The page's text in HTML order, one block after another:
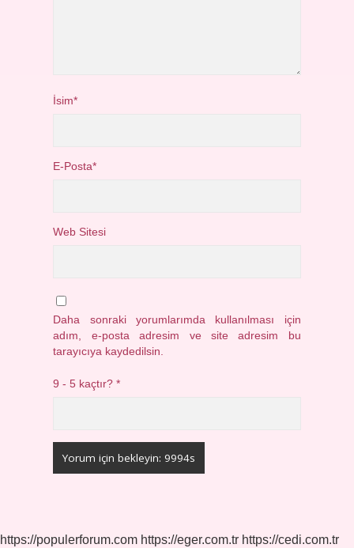
İsim*
E-Posta*
Web Sitesi
Daha sonraki yorumlarımda kullanılması için
adım, e-posta adresim ve site adresim bu
tarayıcıya kaydedilsin.
9 - 5 kaçtır?*
https://populerforum.com https://eger.com.tr https://cedi.com.tr